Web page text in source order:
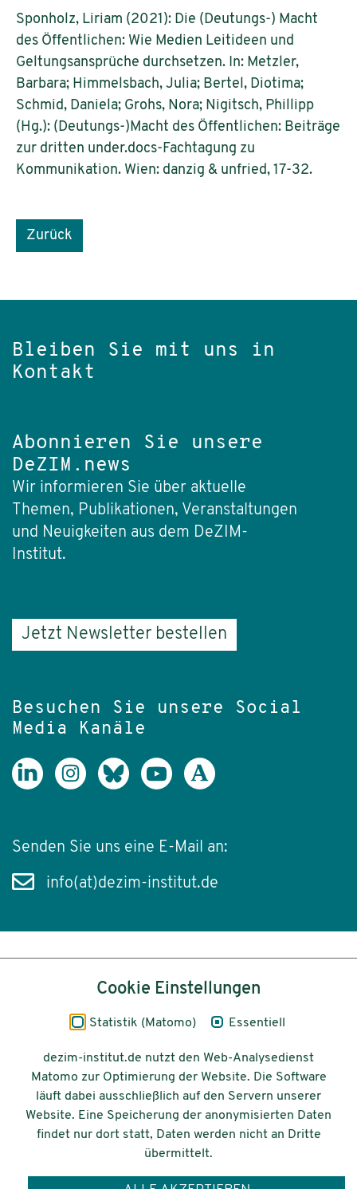
Sponholz, Liriam (2021): Die (Deutungs-) Macht
des Öffentlichen: Wie Medien Leitideen und
Geltungsansprüche durchsetzen. In: Metzler,
Barbara; Himmelsbach, Julia; Bertel, Diotima;
Schmid, Daniela; Grohs, Nora; Nigitsch, Phillipp
(Hg.): (Deutungs-)Macht des Öffentlichen: Beiträge
zur dritten under.docs-Fachtagung zu
Kommunikation. Wien: danzig & unfried, 17-32.
Zurück
Bleiben Sie mit uns in
Kontakt
Abonnieren Sie unsere
DeZIM.news
Wir informieren Sie über aktuelle
Themen, Publikationen, Veranstaltungen
und Neuigkeiten aus dem DeZIM-
Institut.
Jetzt Newsletter bestellen
Besuchen Sie unsere Social
Media Kanäle
Senden Sie uns eine E-Mail an:
info(at)dezim-institut.de
Impressum
Datenschutz
Barrierefreiheit
© 2026 Deutsches Zentrum für
Integrations-
und Migrationsforschung DeZIM e.V.
Cookie Einstellungen
Statistik (Matomo) Essentiell
dezim-institut.de nutzt den Web-Analysedienst
Matomo zur Optimierung der Website. Die Software
läuft dabei ausschließlich auf den Servern unserer
Website. Eine Speicherung der anonymisierten Daten
findet nur dort statt, Daten werden nicht an Dritte
übermittelt.